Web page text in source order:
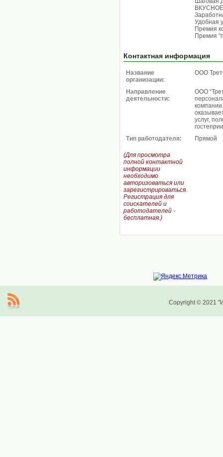
Удобная
Премия
Премия
Контактная информация
Название
организации:
ООО
Направление
деятельности:
ООО
услуг,
Тип работодателя:
Прямой
(Для просмотра
полной контактной
информации
необходимо
авторизоваться или
зарегистрироваться.
Регистрация для
соискателей и
работодателей -
бесплатная.)
Copyright © 2021